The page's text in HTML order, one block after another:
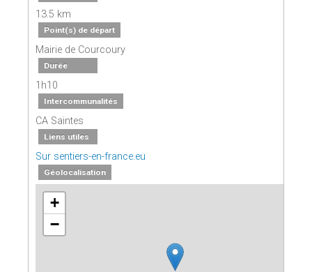
13.5 km
Point(s) de départ
Mairie de Courcoury
Durée
1h10
Intercommunalités
CA Saintes
Liens utiles
Sur sentiers-en-france.eu
Géolocalisation
+
−